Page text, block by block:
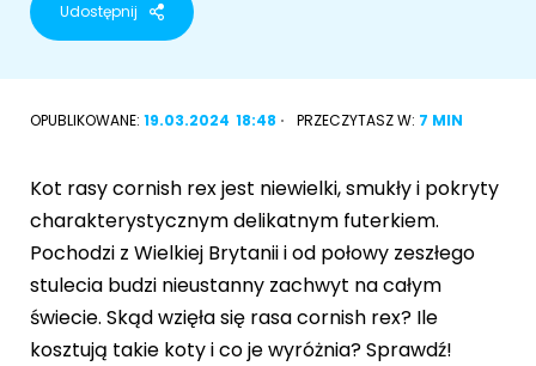
RASY PSÓW
Sznaucer miniaturowy
Golden retriever
Buldog francuski
Owczarek niemiecki
Kot perski
Kot rosyjski niebieski
Udostępnij
OPUBLIKOWANE: 19.03.2024 18:48 PRZECZYTASZ W: 7 MIN
Kot rasy cornish rex jest niewielki, smukły i pokryty
charakterystycznym delikatnym futerkiem.
Pochodzi z Wielkiej Brytanii i od połowy zeszłego
stulecia budzi nieustanny zachwyt na całym
świecie. Skąd wzięła się rasa cornish rex? Ile
kosztują takie koty i co je wyróżnia? Sprawdź!